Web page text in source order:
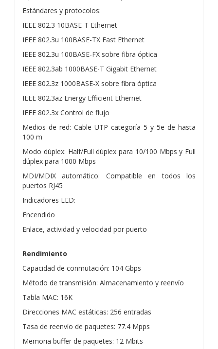
Estándares y protocolos:
IEEE 802.3 10BASE-T Ethernet
IEEE 802.3u 100BASE-TX Fast Ethernet
IEEE 802.3u 100BASE-FX sobre fibra óptica
IEEE 802.3ab 1000BASE-T Gigabit Ethernet
IEEE 802.3z 1000BASE-X sobre fibra óptica
IEEE 802.3az Energy Efficient Ethernet
IEEE 802.3x Control de flujo
Medios de red: Cable UTP categoría 5 y 5e de hasta
100 m
Modo dúplex: Half/Full dúplex para 10/100 Mbps y Full
dúplex para 1000 Mbps
MDI/MDIX automático: Compatible en todos los
puertos RJ45
Indicadores LED:
Encendido
Enlace, actividad y velocidad por puerto
Rendimiento
Capacidad de conmutación: 104 Gbps
Método de transmisión: Almacenamiento y reenvío
Tabla MAC: 16K
Direcciones MAC estáticas: 256 entradas
Tasa de reenvío de paquetes: 77.4 Mpps
Memoria buffer de paquetes: 12 Mbits